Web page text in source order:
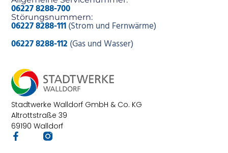
Stadtwerke Walldorf GmbH & Co. KG
Altrottstraße 39
69190 Walldorf
06227 8288-700
Störungsnummern:
06227 8288-111(Strom und Fernwärme)
06227 8288-112 (Gas und Wasser)